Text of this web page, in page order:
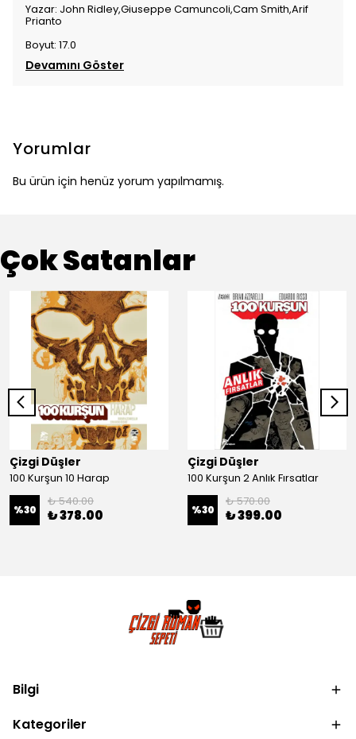
Yazar: John Ridley,Giuseppe Camuncoli,Cam Smith,Arif
Prianto
Boyut: 17.0
Devamını Göster
Yorumlar
Bu ürün için henüz yorum yapılmamış.
Çok Satanlar
Çizgi Düşler
100 Kurşun 10 Harap
%30
₺ 540.00
₺ 378.00
Çizgi Düşler
100 Kurşun 2 Anlık Fırsatlar
%30
₺ 570.00
₺ 399.00
Bilgi
Kategoriler